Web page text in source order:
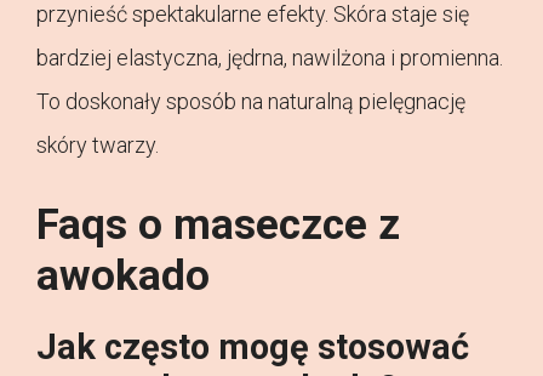
przynieść spektakularne efekty. Skóra staje się
bardziej elastyczna, jędrna, nawilżona i promienna.
To doskonały sposób na naturalną pielęgnację
skóry twarzy.
Faqs o maseczce z
awokado
Jak często mogę stosować